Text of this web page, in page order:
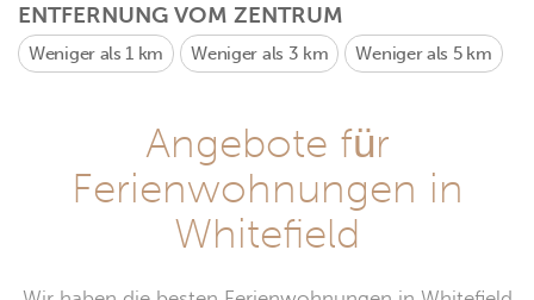
ENTFERNUNG VOM ZENTRUM
Weniger als 1 km Weniger als 3 km Weniger als 5 km
Angebote für
Ferienwohnungen in
Whitefield